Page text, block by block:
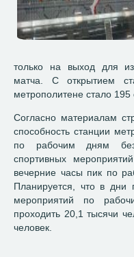
только на выход для
матча. С открытием
метрополитене стало 195
Согласно материалам
способность станции
по рабочим дням
спортивных
вечерние часы пик по
Планируется, что в дни
мероприятий по
проходить 20,1 тысячи
человек.